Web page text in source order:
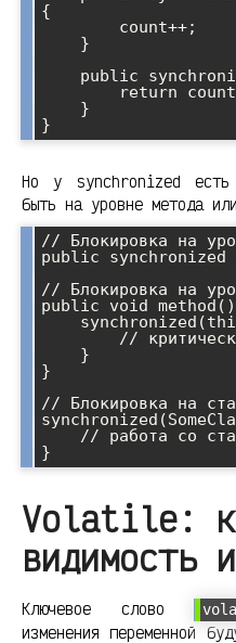
{
Но у synchronized есть
быть на уровне метода
// Блокировка на
public
// Блокировка на
public void
}
// Блокировка на
Volatile:
видимость
Ключевое слово
изменения переменной